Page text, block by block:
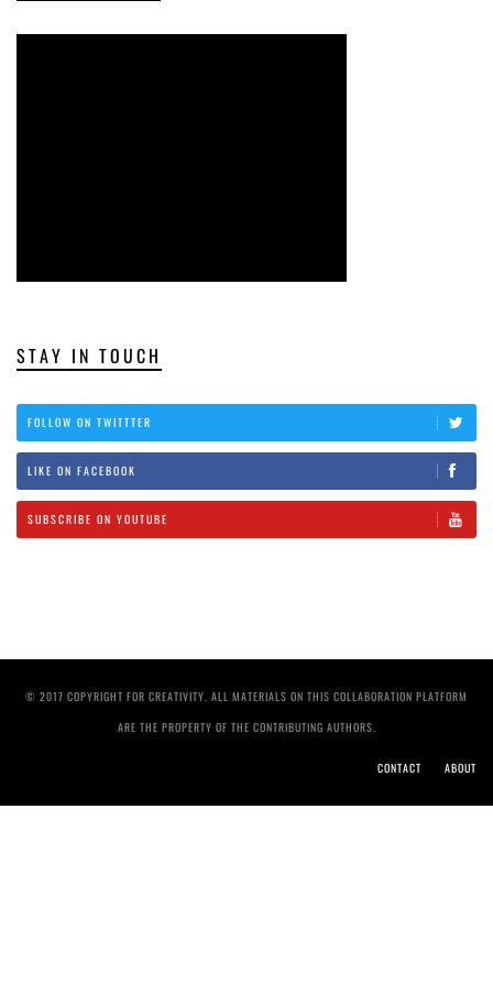
STAY IN TOUCH
FOLLOW ON TWITTTER
LIKE ON FACEBOOK
SUBSCRIBE ON YOUTUBE
© 2017 COPYRIGHT FOR CREATIVITY. ALL MATERIALS ON THIS COLLABORATION PLATFORM
ARE THE PROPERTY OF THE CONTRIBUTING AUTHORS.
CONTACT ABOUT